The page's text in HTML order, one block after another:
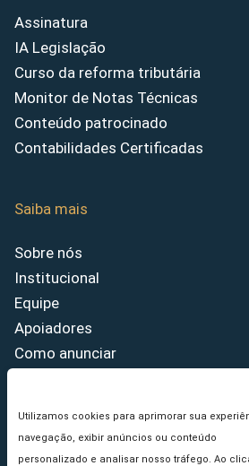
Utilizamos cookies para aprimorar sua
navegação, exibir anúncios ou conteúdo
personalizado e analisar nosso tráfego. Ao
Assinatura
IA Legislação
Curso da reforma tributária
Monitor de Notas Técnicas
Conteúdo patrocinado
Contabilidades Certificadas
Saiba mais
Sobre nós
Institucional
Equipe
Apoiadores
Como anunciar
Princípios Editoriais